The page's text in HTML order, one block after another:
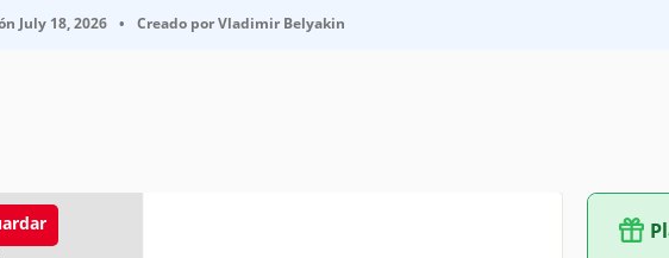
July 18, 2026 • Creado porVladimir Belyakin